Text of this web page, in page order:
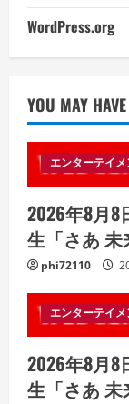
WordPress.org
YOU MAY
エンターテイメ
2026年8月8
生「さあ
phi72110
エンターテイメ
2026年8月8
生「さあ